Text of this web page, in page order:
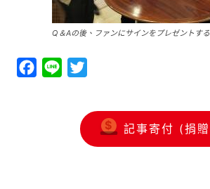
Q＆Aの後、ファンにサインをプレゼントす
Facebook
Line
記事寄付 (捐